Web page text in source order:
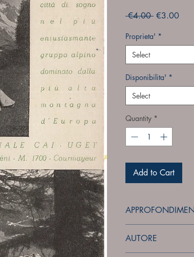
€4.00 Regular
€3.00Sale
Proprieta' *
Select
Disponibilita' *
Select
Quantity *
Add to Cart
AUTORE